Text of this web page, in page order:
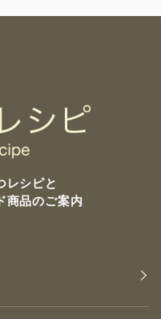
レシピと
商品のご案内